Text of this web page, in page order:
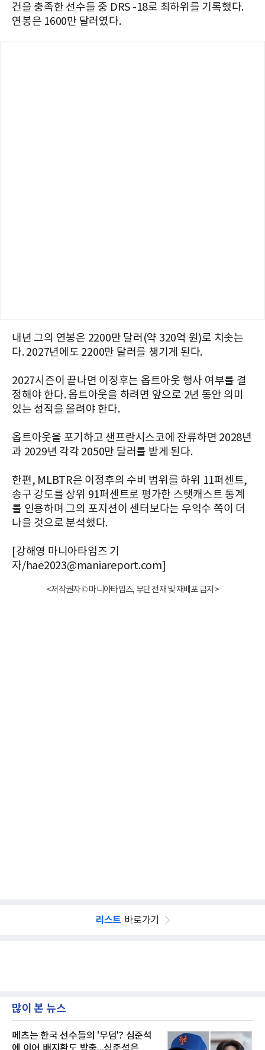
건을 충족한 선수들 중 DRS -18로 최하위를 기록했다.
연봉은 1600만 달러였다.
내년 그의 연봉은 2200만 달러(약 320억 원)로 치솟는
다.2027년에도 2200만 달러를 챙기게 된다.
2027시즌이 끝나면 이정후는 옵트아웃 행사 여부를 결
정해야 한다. 옵트아웃을 하려면 앞으로 2년 동안 의미
있는 성적을 올려야 한다.
옵트아웃을 포기하고 샌프란시스코에 잔류하면 2028년
과 2029년 각각 2050만 달러를 받게 된다.
한편, MLBTR은 이정후의 수비 범위를 하위 11퍼센트,
송구 강도를 상위 91퍼센트로 평가한 스탯캐스트 통계
를 인용하며 그의 포지션이 센터보다는 우익수 쪽이 더
나을 것으로 분석했다.
[강해영 마니아타임즈 기
자/hae2023@maniareport.com]
<저작권자 © 마니아타임즈, 무단 전재 및 재배포 금지>
리스트 바로가기
많이 본 뉴스
메츠는 한국 선수들의 '무덤'? 심준석